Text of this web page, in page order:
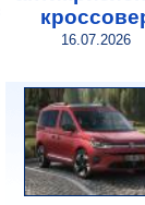
16.07.2026